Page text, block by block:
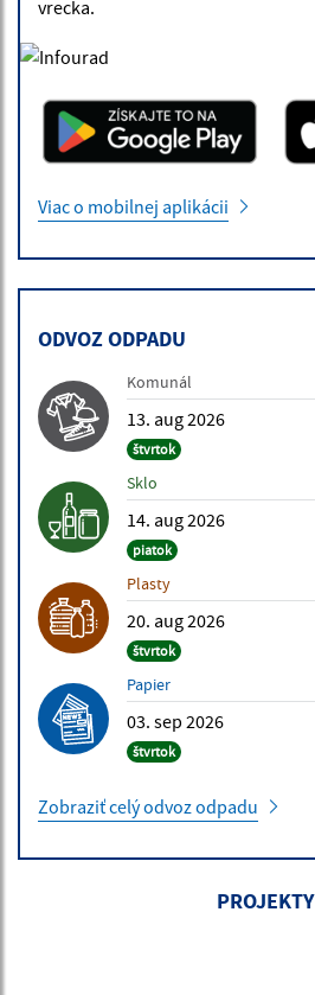
vrecka.
Viac o mobilnej aplikácii
ODVOZ ODPADU
Komunál
13. aug 2026
štvrtok
Sklo
14. aug 2026
piatok
Plasty
20. aug 2026
štvrtok
Papier
03. sep 2026
štvrtok
Zobraziť celý odvoz odpadu
PROJEKTY